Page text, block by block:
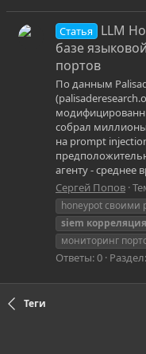
Статья
LLM
базе
портов
По данным
собрал
на prompt
агенту - среднее
Сергей Попов
honeypot своими
siem корреляция
мониторинг
Ответы: 0 Раздел:
Теги